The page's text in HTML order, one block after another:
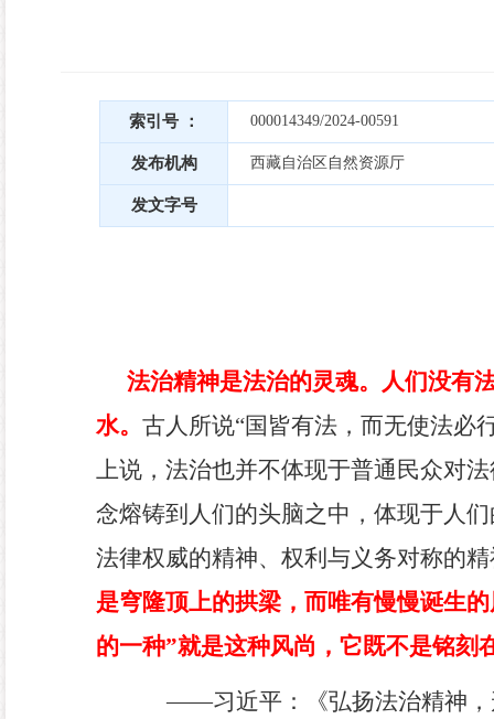
索引号 ： 000014349/2024-00591
发布机构 西藏自治区自然资源厅
发文字号
法治精神是法治的灵魂。人们没有
水。 古人所说“国皆有法，而无使法必
上说，法治也并不体现于普通民众对
念熔铸到人们的头脑之中，体现于人
法律权威的精神、权利与义务对称的
是穹隆顶上的拱梁，而唯有慢慢诞生
的一种”就是这种风尚，它既不是铭刻
——习近平：《弘扬法治精神